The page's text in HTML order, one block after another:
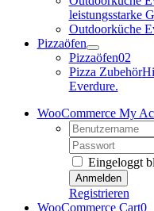
leistungsstarke
Outdoorküche
Pizzaöfen
Pizzaöfen02
Pizza Zubehör
Everdure.
WooCommerce My
Username:
Password:
Eingeloggt
Registrieren
WooCommerce Cart0